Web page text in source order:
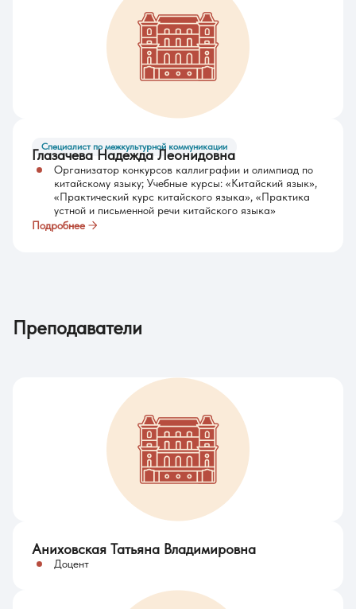
Специалист по межкультурной коммуникации
Глазачева Надежда Леонидовна
Организатор конкурсов каллиграфии и олимпиад по
китайскому языку; Учебные курсы: «Китайский язык»,
«Практический курс китайского языка», «Практика
устной и письменной речи китайского языка»
Подробнее
Преподаватели
Аниховская Татьяна Владимировна
Доцент